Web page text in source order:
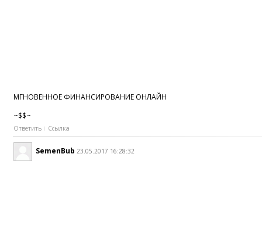
МГНОВЕННОЕ ФИНАНСИРОВАНИЕ ОНЛАЙН
~$$~
Ответить Ссылка
SemenBub 23.05.2017 16:28:32